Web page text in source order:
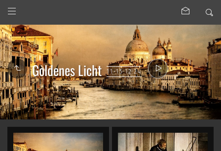
Goldenes Licht 11-15.12.24